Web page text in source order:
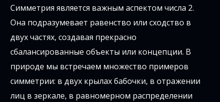
Симметрия является важным аспектом числа 2.
Она подразумевает равенство или сходство в
двух частях, создавая прекрасно
сбалансированные объекты или концепции. В
природе мы встречаем множество примеров
симметрии: в двух крылах бабочки, в отражении
лиц в зеркале, в равномерном распределении